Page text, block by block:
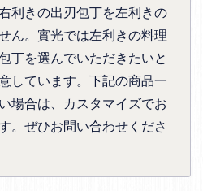
利きの出刃包丁を左利きの
ん。實光では左利きの料理
丁を選んでいただきたいと
しています。下記の商品一
場合は、カスタマイズでお
。ぜひお問い合わせくださ